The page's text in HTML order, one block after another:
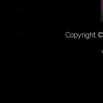
Copyright ©